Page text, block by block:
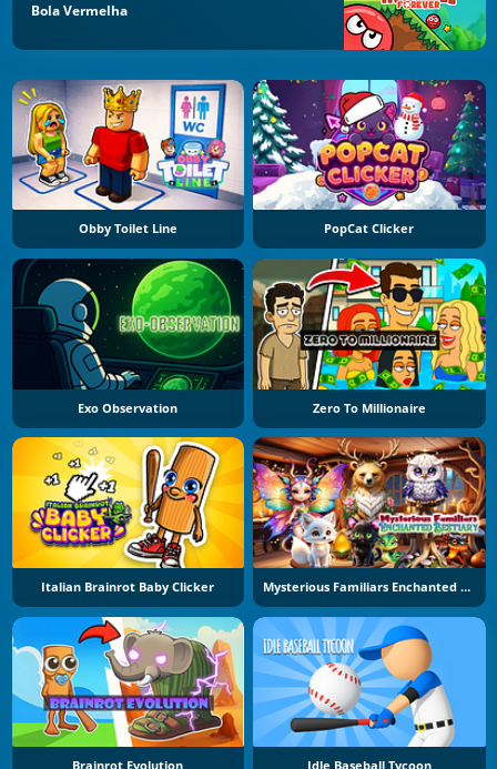
Bola Vermelha
Obby Toilet Line PopCat Clicker
Exo Observation Zero To Millionaire
Italian Brainrot Baby Clicker Mysterious Familiars Enchanted Bestiary